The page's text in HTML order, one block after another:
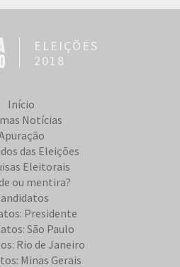
ELEIÇÕES
2018
Início
Notícias
das Eleições
Eleitorais
ou mentira?
Presidente
São Paulo
Rio de Janeiro
Minas Gerais